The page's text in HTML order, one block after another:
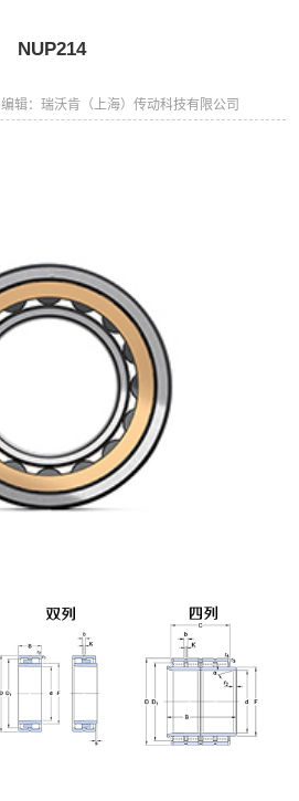
NUP214
编辑：瑞沃肯（上海）传动科技有限公司